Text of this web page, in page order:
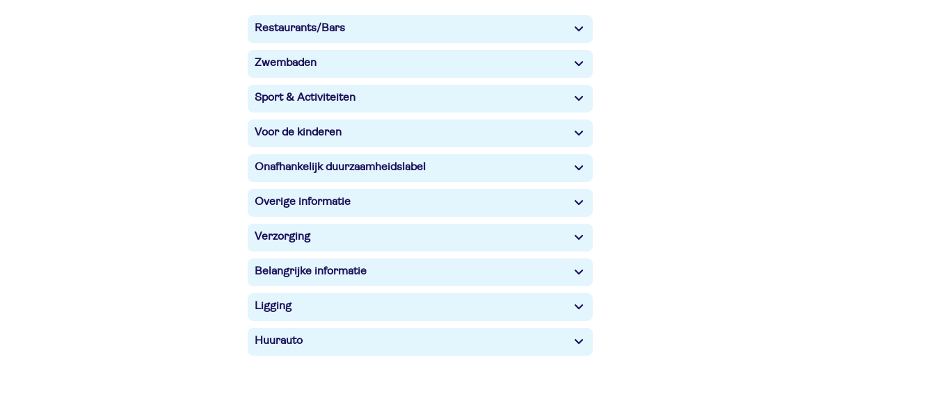
Restaurants/Bars
Zwembaden
Sport & Activiteiten
Voor de kinderen
Onafhankelijk duurzaamheidslabel
Overige informatie
Verzorging
Belangrijke informatie
Ligging
Huurauto